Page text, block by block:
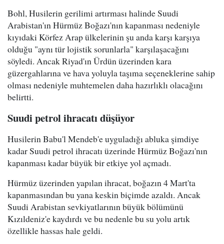
Bohl, Husilerin gerilimi artırması halinde Suudi
Arabistan'ın Hürmüz Boğazı'nın kapanması nedeniyle
kıyıdaki Körfez Arap ülkelerinin şu anda karşı karşıya
olduğu "aynı tür lojistik sorunlarla" karşılaşacağını
söyledi. Ancak Riyad'ın Ürdün üzerinden kara
güzergahlarına ve hava yoluyla taşıma seçeneklerine sahip
olması nedeniyle muhtemelen daha hazırlıklı olacağını
belirtti.
Suudi petrol ihracatı düşüyor
Husilerin Babu'l Mendeb'e uyguladığı abluka şimdiye
kadar Suudi petrol ihracatı üzerinde Hürmüz Boğazı'nın
kapanması kadar büyük bir etkiye yol açmadı.
Hürmüz üzerinden yapılan ihracat, boğazın 4 Mart'ta
kapanmasından bu yana keskin biçimde azaldı. Ancak
Suudi Arabistan sevkiyatlarının büyük bölümünü
Kızıldeniz'e kaydırdı ve bu nedenle bu su yolu artık
özellikle hassas hale geldi.